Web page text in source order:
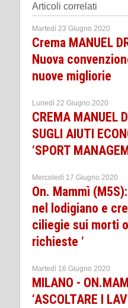
Articoli correlati
Martedì 23 Giugno 2020
Crema MANUEL
Nuova
nuove migliorie
Lunedì 22 Giugno 2020
CREMA MANUEL
SUGLI AIUTI
‘SPORT
Mercoledì 17 Giugno 2020
On. Mammì
nel lodigiano e
ciliegie sui morti
richieste ‘
Martedì 16 Giugno 2020
MILANO -
‘ASCOLTARE I